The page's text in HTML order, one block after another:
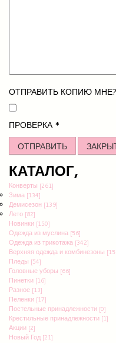
ОТПРАВИТЬ КОПИЮ МНЕ?
ПРОВЕРКА*
ОТПРАВИТЬ
КАТАЛОГ,
Конверты [261]
Зима [134]
Демисезон [139]
Лето [82]
Новинки [150]
Одежда из муслина [56]
Одежда из трикотажа [342]
Верхняя одежда и комбинезоны
Пледы [54]
Головные уборы [66]
Пинетки [16]
Разное [13]
Пеленки [17]
Постельные принадлежности [0]
Крестильные принадлежности [1]
Акции [2]
Новый Год [21]